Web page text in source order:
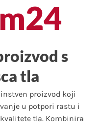
s
tla
proizvod koji
u potpori rastu i
tla. Kombinira